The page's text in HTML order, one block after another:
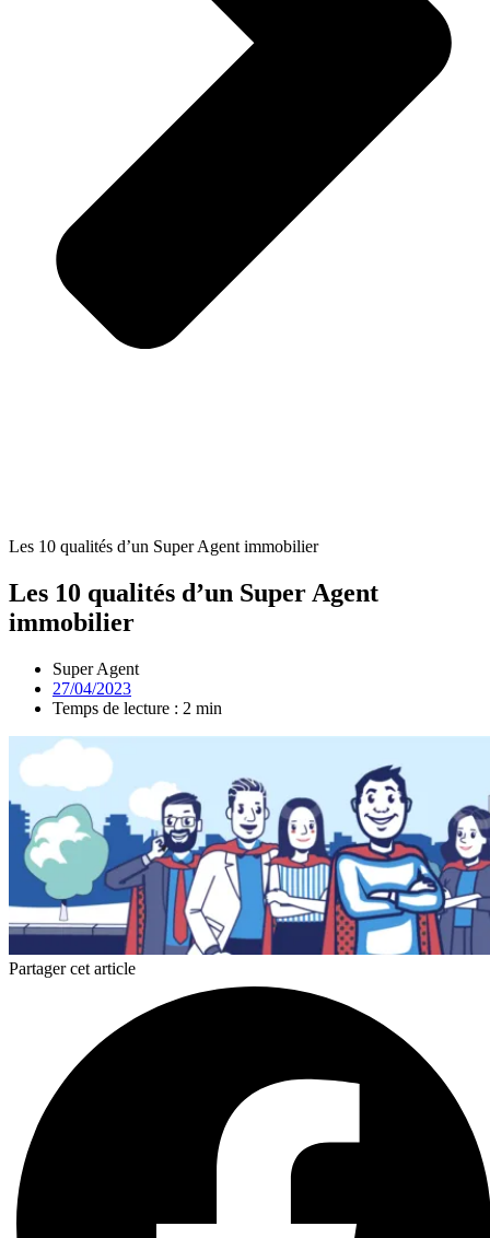
Les 10 qualités d’un Super Agent immobilier
Les 10 qualités d’un Super Agent
immobilier
Super Agent
27/04/2023
Temps de lecture : 2 min
Partager cet article